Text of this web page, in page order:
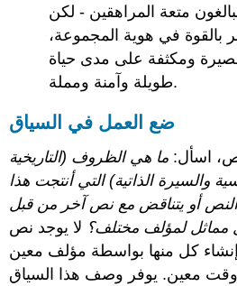
متعة المراهقين - لكن
بالقوة في هوية المجموعة،
قصيرة ومكثفة على مدى حياة
طويلة وآمنة ومملة.
ضع العمل في السياق
اسأل: ما هي الظروف (التاريخية
والسيرة الذاتية) التي أنتجت هذا
أو يتناقض مع نص آخر من قبل
لمؤلف مختلف؟ لا يوجد نص
كل منها بواسطة مؤلف معين
معين. يوفر وصف هذا السياق